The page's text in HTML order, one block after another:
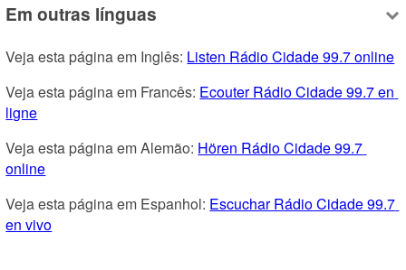
Em outras línguas
Veja esta página em Inglês: Listen Rádio Cidade 99.7 online
Veja esta página em Francês: Ecouter Rádio Cidade 99.7 en
ligne
Veja esta página em Alemão: Hören Rádio Cidade 99.7
online
Veja esta página em Espanhol: Escuchar Rádio Cidade 99.7
en vivo